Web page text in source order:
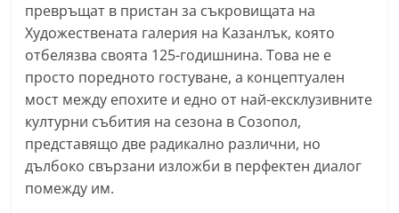
i
n
f
o
,
k
a
превръщат в пристан за съкровищата на
Художествената галерия на Казанлък, която
отбелязва своята 125-годишнина. Това не е
просто поредното гостуване, а концептуален
мост между епохите и едно от най-ексклузивните
културни събития на сезона в Созопол,
представящо две радикално различни, но
дълбоко свързани изложби в перфектен диалог
помежду им.